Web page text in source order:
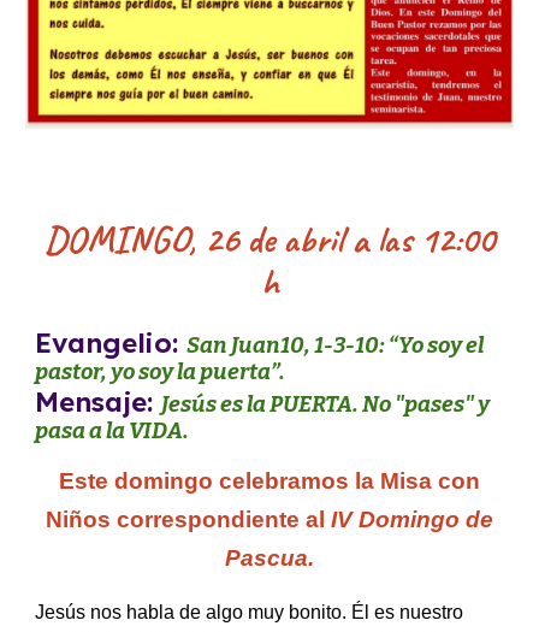
DOMINGO, 26de abril a las 12:00
h
Evangelio: San Juan10, 1-3-10: “Yo soy el
pastor, yo soy la puerta”.
Mensaje: Jesús es la PUERTA. No "pases" y
pasa a la VIDA.
Este domingo celebramos la Misa con
Niños correspondiente al IVDomingo de
Pascua.
Jesús nos habla de algo muy bonito. Él es nuestro